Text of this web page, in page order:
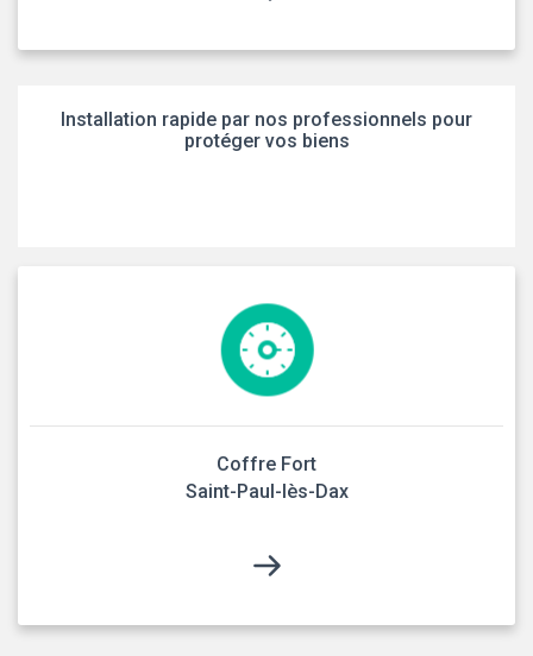
Installation rapide par nos professionnels pour
protéger vos biens
Coffre Fort
Saint-Paul-lès-Dax